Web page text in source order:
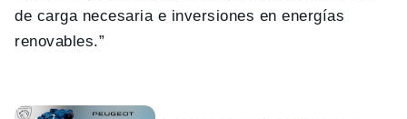
de carga necesaria e inversiones en energías
renovables.”